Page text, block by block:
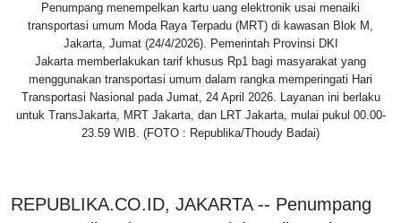
Penumpang menempelkan kartu uang elektronik usai menaiki
transportasi umum Moda Raya Terpadu (MRT) di kawasan Blok M,
Jakarta, Jumat (24/4/2026). Pemerintah Provinsi DKI
Jakarta memberlakukan tarif khusus Rp1 bagi masyarakat yang
menggunakan transportasi umum dalam rangka memperingati Hari
Transportasi Nasional pada Jumat, 24 April 2026. Layanan ini berlaku
untuk TransJakarta, MRT Jakarta, dan LRT Jakarta, mulai pukul 00.00-
23.59 WIB. (FOTO : Republika/Thoudy Badai)
REPUBLIKA.CO.ID, JAKARTA -- Penumpang